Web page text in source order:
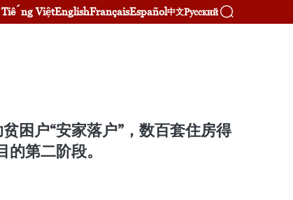
Tiếng ViệtEnglishFrançaisEspañol中文Русский
困户“安家落户”，数百套住房得
第二阶段。